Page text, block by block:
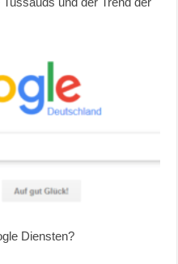
Diensten?